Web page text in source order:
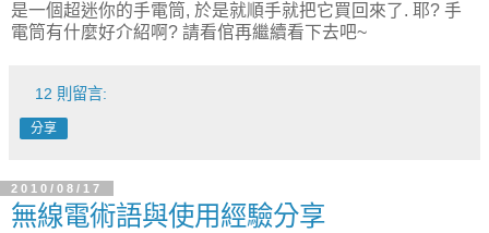
是一個超迷你的手電筒, 於是就順手就把它買回來了. 耶? 手
電筒有什麼好介紹啊? 請看倌再繼續看下去吧~
12 則留言:
分享
2010/08/17
無線電術語與使用經驗分享